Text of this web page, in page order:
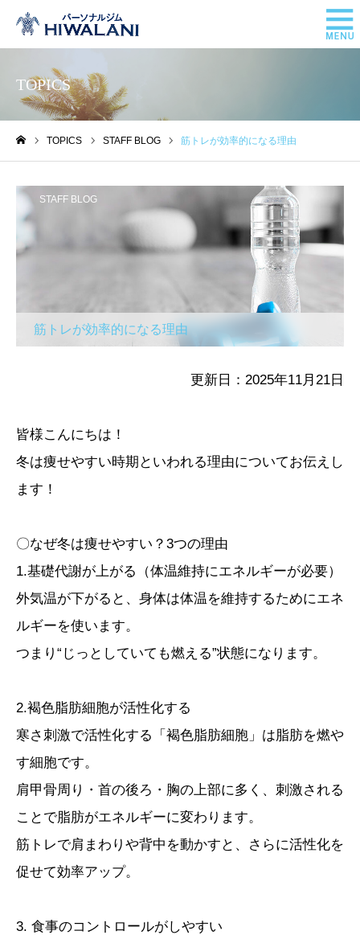
TOPICS
TOPICS STAFF BLOG 筋トレが効率的になる理由
STAFF BLOG
筋トレが効率的になる理由
更新日：2025年11月21日
皆様こんにちは！
冬は痩せやすい時期といわれる理由についてお伝えし
ます！
〇なぜ冬は痩せやすい？3つの理由
1.基礎代謝が上がる（体温維持にエネルギーが必要）
外気温が下がると、身体は体温を維持するためにエネ
ルギーを使います。
つまり“じっとしていても燃える”状態になります。
2.褐色脂肪細胞が活性化する
寒さ刺激で活性化する「褐色脂肪細胞」は脂肪を燃や
す細胞です。
肩甲骨周り・首の後ろ・胸の上部に多く、刺激される
ことで脂肪がエネルギーに変わります。
筋トレで肩まわりや背中を動かすと、さらに活性化を
促せて効率アップ。
3. 食事のコントロールがしやすい